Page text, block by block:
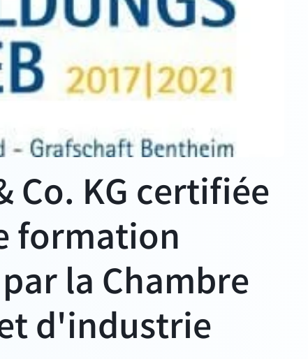
Co. KG certifiée
formation
la Chambre
d'industrie